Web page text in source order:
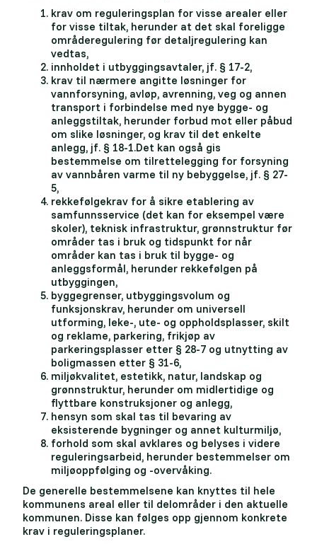
krav om reguleringsplan for visse arealer eller
for visse tiltak, herunder at det skal foreligge
områderegulering før detaljregulering kan
vedtas,
innholdet i utbyggingsavtaler, jf. § 17-2,
krav til nærmere angitte løsninger for
vannforsyning, avløp, avrenning, veg og annen
transport i forbindelse med nye bygge- og
anleggstiltak, herunder forbud mot eller påbud
om slike løsninger, og krav til det enkelte
anlegg, jf. § 18-1.Det kan også gis
bestemmelse om tilrettelegging for forsyning
av vannbåren varme til ny bebyggelse, jf. § 27-
5,
rekkefølgekrav for å sikre etablering av
samfunnsservice (det kan for eksempel være
skoler), teknisk infrastruktur, grønnstruktur før
områder tas i bruk og tidspunkt for når
områder kan tas i bruk til bygge- og
anleggsformål, herunder rekkefølgen på
utbyggingen,
byggegrenser, utbyggingsvolum og
funksjonskrav, herunder om universell
utforming, leke-, ute- og oppholdsplasser, skilt
og reklame, parkering, frikjøp av
parkeringsplasser etter § 28-7 og utnytting av
boligmassen etter § 31-6,
miljøkvalitet, estetikk, natur, landskap og
grønnstruktur, herunder om midlertidige og
flyttbare konstruksjoner og anlegg,
hensyn som skal tas til bevaring av
eksisterende bygninger og annet kulturmiljø,
forhold som skal avklares og belyses i videre
reguleringsarbeid, herunder bestemmelser om
miljøoppfølging og -overvåking.
De generelle bestemmelsene kan knyttes til hele
kommunens areal eller til delområder i den aktuelle
kommunen. Disse kan følges opp gjennom konkrete
krav i reguleringsplaner.